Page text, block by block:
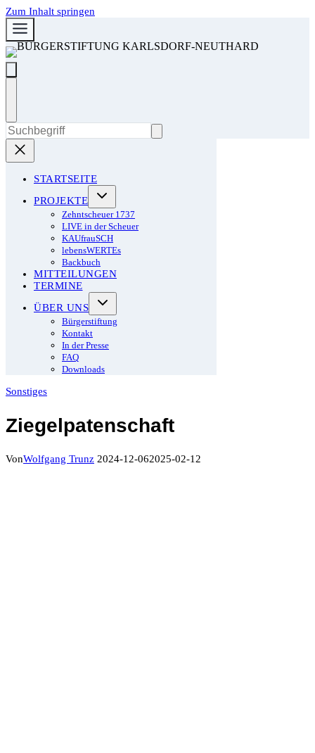
Zum Inhalt springen
STARTSEITE
PROJEKTE
Zehntscheuer 1737
LIVE in der Scheuer
KAUfrauSCH
lebensWERTEs
Backbuch
MITTEILUNGEN
TERMINE
ÜBER UNS
Bürgerstiftung
Kontakt
In der Presse
FAQ
Downloads
Sonstiges
Ziegelpatenschaft
VonWolfgang Trunz 2024-12-062025-02-12